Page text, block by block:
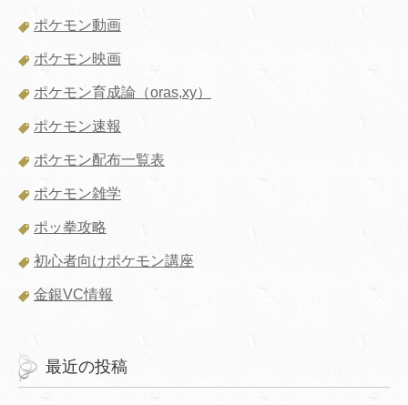
ポケモン動画
ポケモン映画
ポケモン育成論（oras,xy）
ポケモン速報
ポケモン配布一覧表
ポケモン雑学
ポッ拳攻略
初心者向けポケモン講座
金銀VC情報
最近の投稿